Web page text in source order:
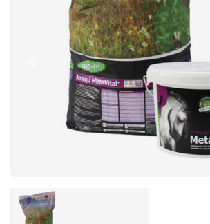
Föregående